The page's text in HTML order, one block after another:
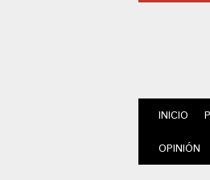
INICIO
OPINIÓN